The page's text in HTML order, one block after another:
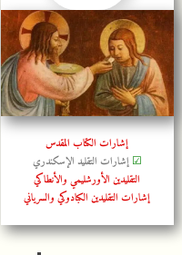
إشارات الكتاب المقدس
☑ إشارات التقليد الإسكندري
التقليدين الأورشليمي والأنطاكي
إشارات التقليدين الكبادوكي والسرياني